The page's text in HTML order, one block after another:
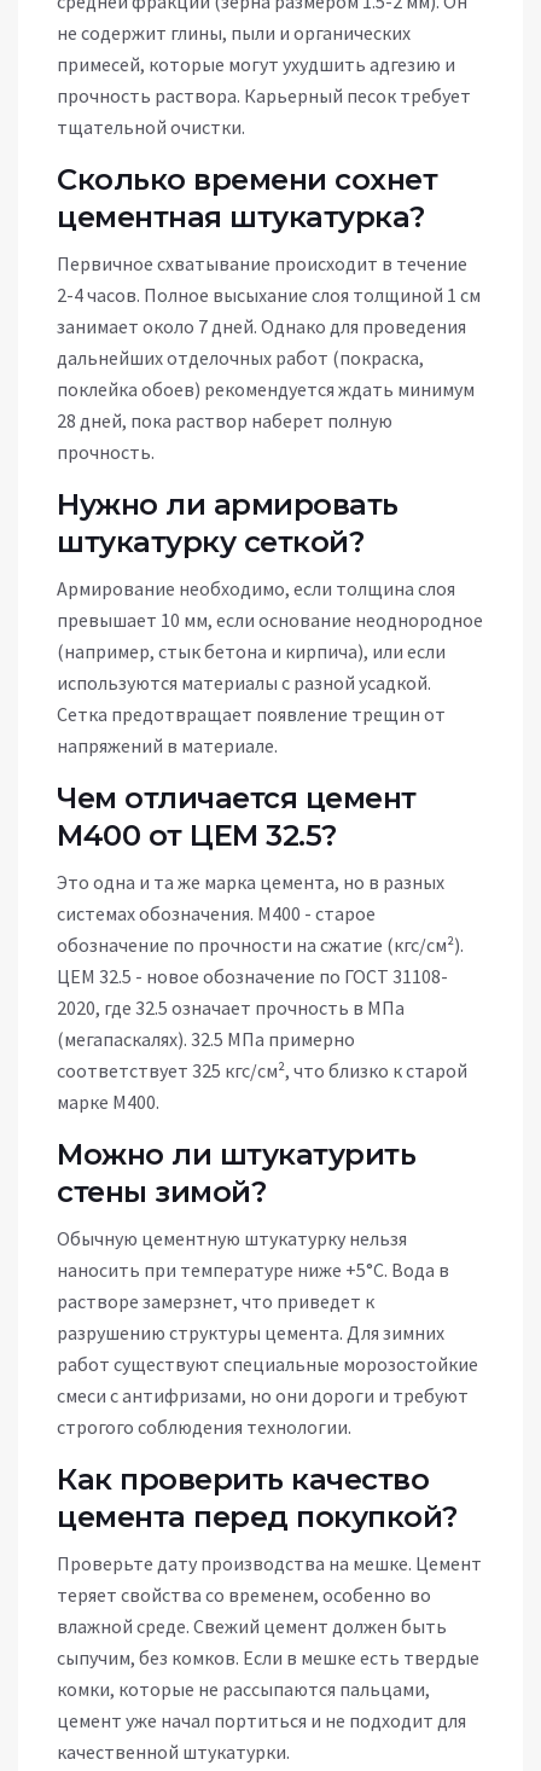
не содержит глины, пыли и органических
примесей, которые могут ухудшить адгезию и
прочность раствора. Карьерный песок требует
тщательной очистки.
Сколько времени сохнет
цементная штукатурка?
Первичное схватывание происходит в течение
2-4 часов. Полное высыхание слоя толщиной 1 см
занимает около 7 дней. Однако для проведения
дальнейших отделочных работ (покраска,
поклейка обоев) рекомендуется ждать минимум
28 дней, пока раствор наберет полную
прочность.
Нужно ли армировать
штукатурку сеткой?
Армирование необходимо, если толщина слоя
превышает 10 мм, если основание неоднородное
(например, стык бетона и кирпича), или если
используются материалы с разной усадкой.
Сетка предотвращает появление трещин от
напряжений в материале.
Чем отличается цемент
М400 от ЦЕМ 32.5?
Это одна и та же марка цемента, но в разных
системах обозначения. М400 - старое
обозначение по прочности на сжатие (кгс/см²).
ЦЕМ 32.5 - новое обозначение по ГОСТ 31108-
2020, где 32.5 означает прочность в МПа
(мегапаскалях). 32.5 МПа примерно
соответствует 325 кгс/см², что близко к старой
марке М400.
Можно ли штукатурить
стены зимой?
Обычную цементную штукатурку нельзя
наносить при температуре ниже +5°C. Вода в
растворе замерзнет, что приведет к
разрушению структуры цемента. Для зимних
работ существуют специальные морозостойкие
смеси с антифризами, но они дороги и требуют
строгого соблюдения технологии.
Как проверить качество
цемента перед покупкой?
Проверьте дату производства на мешке. Цемент
теряет свойства со временем, особенно во
влажной среде. Свежий цемент должен быть
сыпучим, без комков. Если в мешке есть твердые
комки, которые не рассыпаются пальцами,
цемент уже начал портиться и не подходит для
качественной штукатурки.